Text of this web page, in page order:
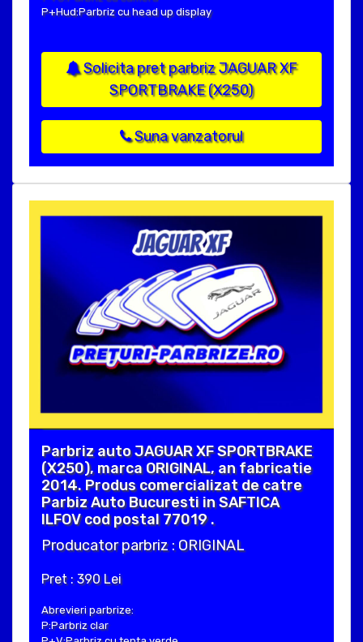
P+Hud:Parbriz cu head up display
Solicita pret parbriz JAGUAR XF
SPORTBRAKE (X250)
Suna vanzatorul
Parbriz auto JAGUAR XF SPORTBRAKE
(X250), marca ORIGINAL, an fabricatie
2014. Produs comercializat de catre
Parbiz Auto Bucuresti in SAFTICA
ILFOV cod postal 77019 .
Producator parbriz : ORIGINAL
Pret : 390 Lei
Abrevieri parbrize:
P:Parbriz clar